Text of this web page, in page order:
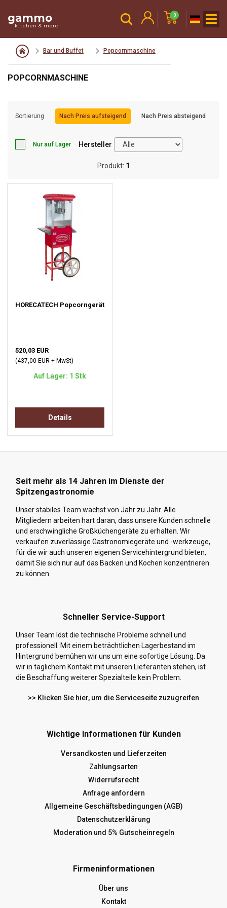
gammo
kitchen & more
0
Bar und Buffet Popcornmaschine
POPCORNMASCHINE
Sortierung Nach Preis aufsteigend Nach Preis absteigend
Nur auf Lager Hersteller
Produkt: 1
HORECATECH Popcorngerät
520,03 EUR
(437,00 EUR + MwSt)
Auf Lager: 1 Stk
Details
Seit mehr als 14 Jahren im Dienste der
Spitzengastronomie
Unser stabiles Team wächst von Jahr zu Jahr. Alle
Mitgliedern arbeiten hart daran, dass unsere Kunden schnelle
und erschwingliche Großküchengeräte zu erhalten. Wir
verkaufen zuverlässige Gastronomiegeräte und -werkzeuge,
für die wir auch unseren eigenen Servicehintergrund bieten,
damit Sie sich nur auf das Backen und Kochen konzentrieren
zu können.
Schneller Service-Support
Unser Team löst die technische Probleme schnell und
professionell. Mit einem beträchtlichen Lagerbestand im
Hintergrund bemühen wir uns um eine sofortige Lösung. Da
wir in täglichem Kontakt mit unseren Lieferanten stehen, ist
die Beschaffung weiterer Spezialteile kein Problem.
>> Klicken Sie hier, um die Serviceseite zuzugreifen
Wichtige Informationen für Kunden
Versandkosten und Lieferzeiten
Zahlungsarten
Widerrufsrecht
Anfrage anfordern
Allgemeine Geschäftsbedingungen (AGB)
Datenschutzerklärung
Moderation und 5% Gutscheinregeln
Firmeninformationen
Über uns
Kontakt